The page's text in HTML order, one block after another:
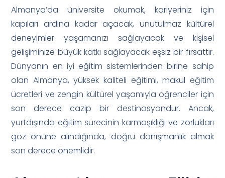
Almanya’da üniversite okumak, kariyeriniz için
kapıları ardına kadar açacak, unutulmaz kültürel
deneyimler yaşamanızı sağlayacak ve kişisel
gelişiminize büyük katkı sağlayacak eşsiz bir fırsattır.
Dünyanın en iyi eğitim sistemlerinden birine sahip
olan Almanya, yüksek kaliteli eğitimi, makul eğitim
ücretleri ve zengin kültürel yaşamıyla öğrenciler için
son derece cazip bir destinasyondur. Ancak,
yurtdışında eğitim sürecinin karmaşıklığı ve zorlukları
göz önüne alındığında, doğru danışmanlık almak
son derece önemlidir.